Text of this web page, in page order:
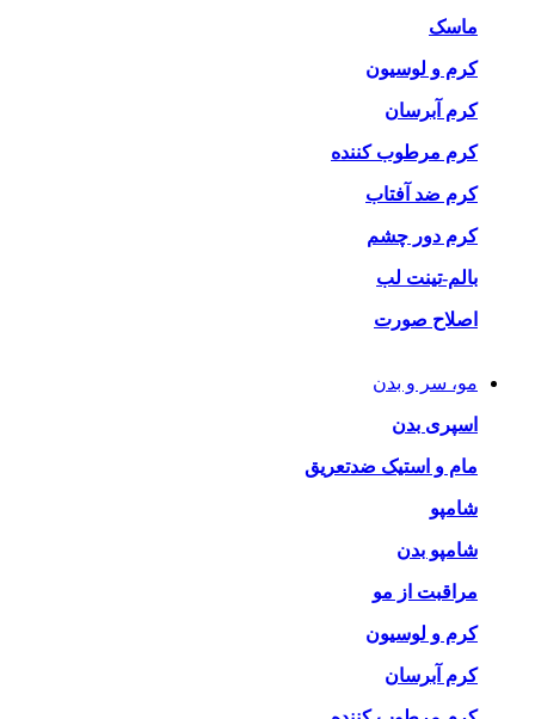
ماسک
کرم و لوسیون
کرم آبرسان
کرم مرطوب کننده
کرم ضد آفتاب
کرم دور چشم
بالم-تینت لب
اصلاح صورت
مو، سر و بدن
اسپری بدن
مام و استیک ضدتعریق
شامپو
شامپو بدن
مراقبت از مو
کرم و لوسیون
کرم آبرسان